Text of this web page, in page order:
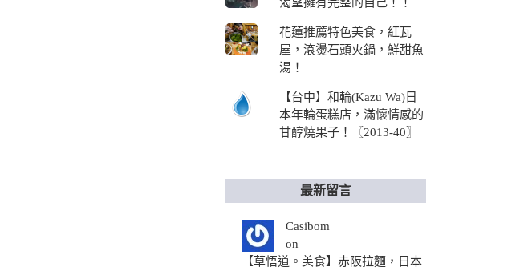
渴望擁有完整的自己！！
花蓮推薦特色美食，紅瓦
屋，滾燙石頭火鍋，鮮甜魚
湯！
【台中】和輪(Kazu Wa)日
本年輪蛋糕店，滿懷情感的
甘醇燒果子！〖2013-40〗
最新留言
Casibom
on
【草悟道。美食】赤阪拉麵，日本